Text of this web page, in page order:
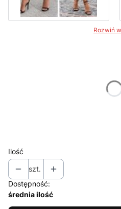
Rozwiń
Ilość
szt.
Dostępność:
średnia ilość